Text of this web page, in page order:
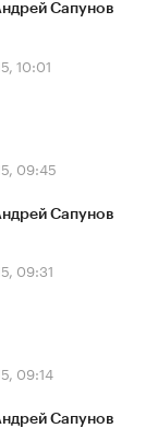
Сапунов
10:01
09:45
Сапунов
09:31
09:14
Сапунов